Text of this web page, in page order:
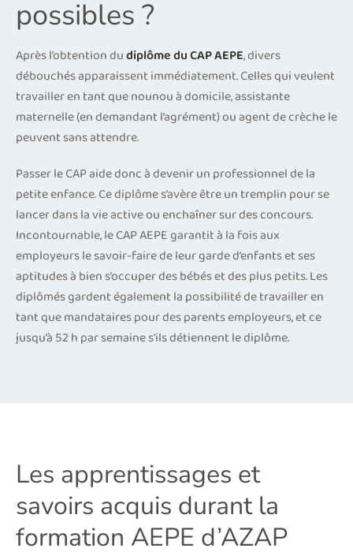
possibles ?
Après l’obtention dudiplôme du CAP AEPE, divers
débouchés apparaissent immédiatement. Celles qui veulent
travailler en tant que nounou à domicile, assistante
maternelle (en demandant l’agrément) ou agent de crèche le
peuvent sans attendre.
Passer le CAP aide donc à devenir un professionnel de la
petite enfance. Ce diplôme s’avère être un tremplin pour se
lancer dans la vie active ou enchaîner sur des concours.
Incontournable, le CAP AEPE garantit à la fois aux
employeurs le savoir-faire de leur garde d’enfants et ses
aptitudes à bien s’occuper des bébés et des plus petits. Les
diplômés gardent également la possibilité de travailler en
tant que mandataires pour des parents employeurs, et ce
jusqu’à 52 h par semaine s’ils détiennent le diplôme.
Les apprentissages et
savoirs acquis durant la
formation AEPE d’AZAP